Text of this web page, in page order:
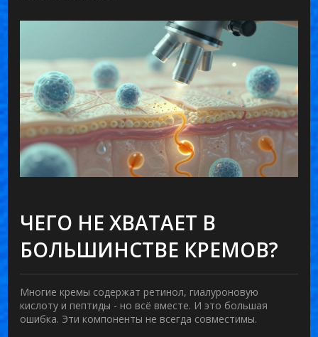
ЧЕГО НЕ ХВАТАЕТ В
БОЛЬШИНСТВЕ КРЕМОВ?
Многие кремы содержат ретинол, гиалуроновую
кислоту и пептиды - но всё вместе. И это большая
ошибка. Эти компоненты не всегда совместимы.